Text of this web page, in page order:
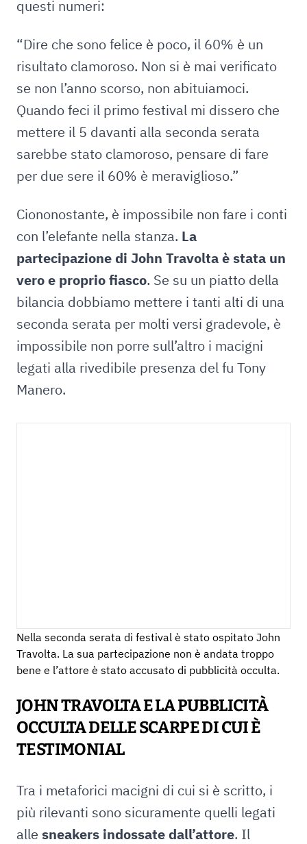
questi numeri:
“Dire che sono felice è poco, il 60% è un
risultato clamoroso. Non si è mai verificato
se non l’anno scorso, non abituiamoci.
Quando feci il primo festival mi dissero che
mettere il 5 davanti alla seconda serata
sarebbe stato clamoroso, pensare di fare
per due sere il 60% è meraviglioso.”
Ciononostante, è impossibile non fare i conti
con l’elefante nella stanza. La
partecipazione di John Travolta è stata un
vero e proprio fiasco. Se su un piatto della
bilancia dobbiamo mettere i tanti alti di una
seconda serata per molti versi gradevole, è
impossibile non porre sull’altro i macigni
legati alla rivedibile presenza del fu Tony
Manero.
Nella seconda serata di festival è stato ospitato John
Travolta. La sua partecipazione non è andata troppo
bene e l’attore è stato accusato di pubblicità occulta.
JOHN TRAVOLTA E LA PUBBLICITÀ
OCCULTA DELLE SCARPE DI CUI È
TESTIMONIAL
Tra i metaforici macigni di cui si è scritto, i
più rilevanti sono sicuramente quelli legati
alle sneakers indossate dall’attore. Il